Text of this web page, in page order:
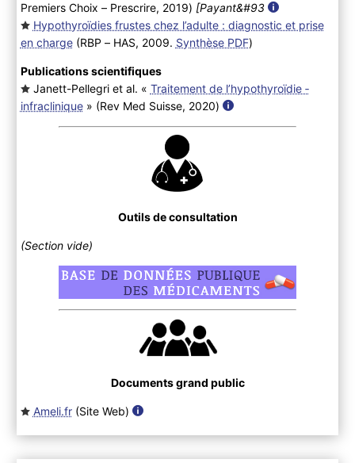
Premiers Choix – Prescrire, 2019) [Payant&#93
Hypothyroïdies frustes chez l’adulte : diagnostic et prise
en charge(RBP – HAS, 2009. Synthèse PDF)
Publications scientifiques
Janett-Pellegri et al. « Traitement de l’­hypothyroïdie ­
infraclinique» (Rev Med Suisse, 2020)
Outils de consultation
(Section vide)
Documents grand public
Ameli.fr(Site Web)